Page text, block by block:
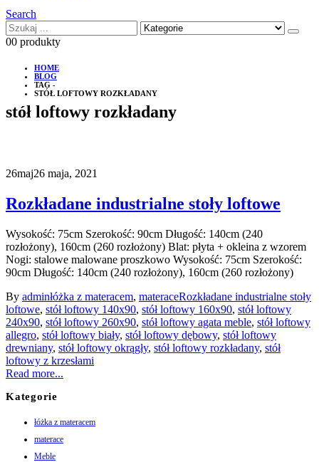
Search
00 produkty
HOME
BLOG
TAG -
STÓŁ LOFTOWY ROZKŁADANY
stół loftowy rozkładany
26maj26 maja, 2021
Rozkładane industrialne stoły loftowe
Wysokość: 75cm Szerokość: 90cm Długość: 140cm (240
rozłożony), 160cm (260 rozłożony) Blat: płyta + okleina z wzorem
Nogi: stalowe malowane proszkowo Wysokość: 75cm Szerokość:
90cm Długość: 140cm (240 rozłożony), 160cm (260 rozłożony)
By adminłóżka z materacem, materaceRozkładane industrialne stoły
loftowe, stół loftowy 140x90, stół loftowy 160x90, stół loftowy
240x90, stół loftowy 260x90, stół loftowy agata meble, stół loftowy
allegro, stół loftowy biały, stół loftowy dębowy, stół loftowy
drewniany, stół loftowy okrągły, stół loftowy rozkładany, stół
loftowy z krzesłami
Read more...
Kategorie
łóżka z materacem
materace
Meble